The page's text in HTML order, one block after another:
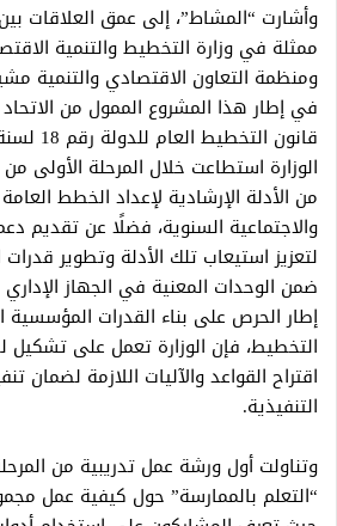
وأشارت “المشاط”، إلى عمق العلاقات
ممثلة في وزارة التخطيط والتنمية
ومنظمة التعاون الاقتصادي والتنمية
في إطار هذا المشروع الممول من
الوزارة استطاعت خلال المرحلة الأولى
من الأدلة الإرشادية لإعداد الخطط
والاجتماعية السنوية، فضلًا عن تقديم
لتعزيز استيعاب تلك الأدلة وتطوير
ضمن الوحدات المعنية في الجهاز
إطار الحرص على بناء القدرات المؤسسية
التخطيط، فإن الوزارة تعمل على تشكيل
اقتراح القواعد والآليات اللازمة لضمان
التنفيذية.
وتناولت أول ورشة عمل تدريبية من
“التعلم بالممارسة” حول كيفية عمل